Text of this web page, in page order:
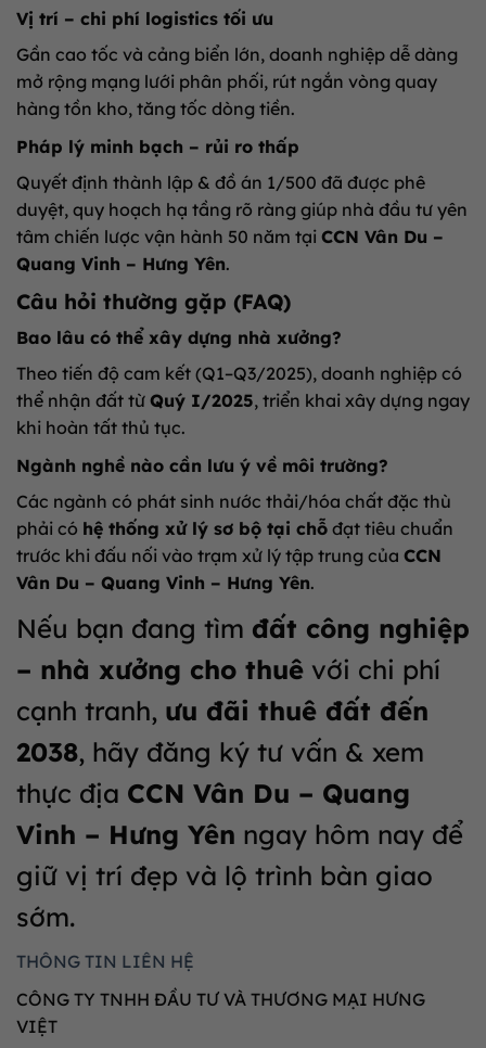
Vị trí – chi phí logistics tối ưu
Gần cao tốc và cảng biển lớn, doanh nghiệp dễ dàng
mở rộng mạng lưới phân phối, rút ngắn vòng quay
hàng tồn kho, tăng tốc dòng tiền.
Pháp lý minh bạch – rủi ro thấp
Quyết định thành lập & đồ án 1/500 đã được phê
duyệt, quy hoạch hạ tầng rõ ràng giúp nhà đầu tư yên
tâm chiến lược vận hành 50 năm tại CCN Vân Du –
Quang Vinh – Hưng Yên.
Câu hỏi thường gặp (FAQ)
Bao lâu có thể xây dựng nhà xưởng?
Theo tiến độ cam kết (Q1–Q3/2025), doanh nghiệp có
thể nhận đất từ Quý I/2025, triển khai xây dựng ngay
khi hoàn tất thủ tục.
Ngành nghề nào cần lưu ý về môi trường?
Các ngành có phát sinh nước thải/hóa chất đặc thù
phải có hệ thống xử lý sơ bộ tại chỗ đạt tiêu chuẩn
trước khi đấu nối vào trạm xử lý tập trung của CCN
Vân Du – Quang Vinh – Hưng Yên.
Nếu bạn đang tìm đất công nghiệp
– nhà xưởng cho thuê với chi phí
cạnh tranh, ưu đãi thuê đất đến
2038, hãy đăng ký tư vấn & xem
thực địa CCN Vân Du – Quang
Vinh – Hưng Yên ngay hôm nay để
giữ vị trí đẹp và lộ trình bàn giao
sớm.
THÔNG TIN LIÊN HỆ
CÔNG TY TNHH ĐẦU TƯ VÀ THƯƠNG MẠI HƯNG
VIỆT